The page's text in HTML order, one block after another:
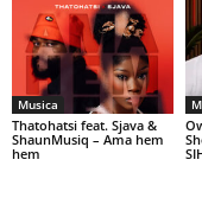
Musica
Thatohatsi feat. Sjava &
ShaunMusiq – Ama hem
hem